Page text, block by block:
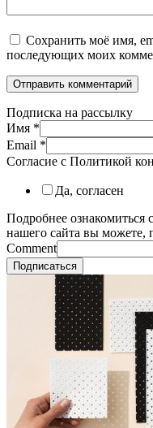
Сохранить моё имя,
последующих моих
Подписка на рассылку
Имя *
Email *
Согласие с Политикой
Да, согласен
Подробнее ознакомиться
нашего сайта вы можете,
Comment
Подписаться